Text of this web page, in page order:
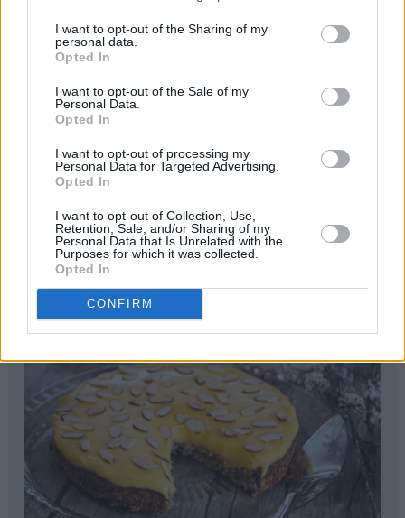
I want to opt-out of the Sharing of my
personal data.
Opted In
I want to opt-out of the Sale of my
Personal Data.
Opted In
I want to opt-out of processing my
Personal Data for Targeted Advertising.
Opted In
I want to opt-out of Collection, Use,
Retention, Sale, and/or Sharing of my
Personal Data that Is Unrelated with the
Purposes for which it was collected.
Opted In
CONFIRM
print
Suksesskake